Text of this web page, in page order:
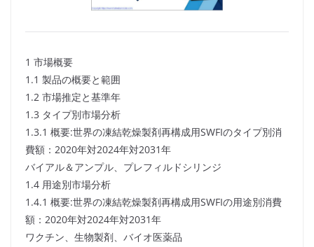
1 市場概要
1.1 製品の概要と範囲
1.2 市場推定と基準年
1.3 タイプ別市場分析
1.3.1 概要:世界の凍結乾燥製剤再構成用SWFIのタイプ別消
費額：2020年対2024年対2031年
バイアル＆アンプル、プレフィルドシリンジ
1.4 用途別市場分析
1.4.1 概要:世界の凍結乾燥製剤再構成用SWFIの用途別消費
額：2020年対2024年対2031年
ワクチン、生物製剤、バイオ医薬品